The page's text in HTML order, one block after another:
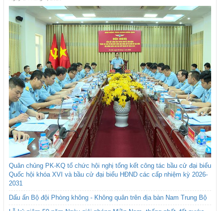
Quân chủng PK-KQ tổ chức hội nghị tổng kết công tác bầu cử đại biểu
Quốc hội khóa XVI và bầu cử đại biểu HĐND các cấp nhiệm kỳ 2026-
2031
Dấu ấn Bộ đội Phòng không - Không quân trên địa bàn Nam Trung Bộ